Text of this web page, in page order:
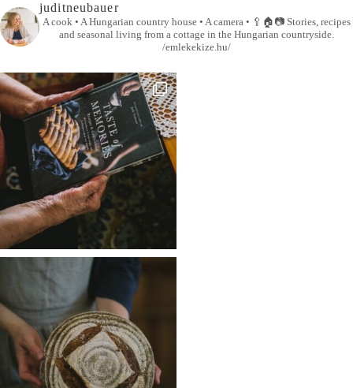
juditneubauer
A cook • A Hungarian country house • A camera • 🥄🏠📷Stories, recipes
and seasonal living from a cottage in the Hungarian countryside.
/emlekekize.hu/